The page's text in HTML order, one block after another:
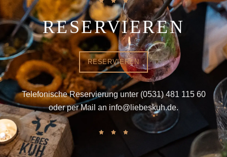
RESERVIEREN
RESERVIEREN
Telefonische Reservierung unter (0531) 481 115 60
oder per Mail an info@liebeskuh.de.